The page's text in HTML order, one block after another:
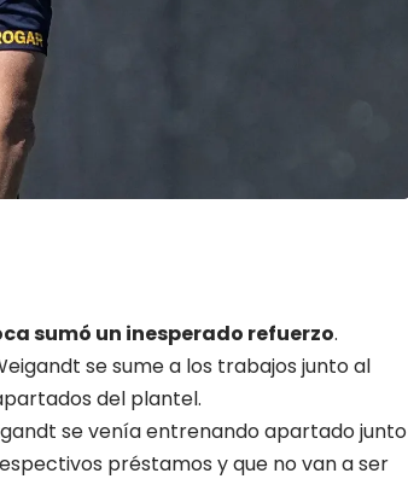
sumó un inesperado refuerzo.
se sume a los trabajos junto al
del plantel.
se venía entrenando apartado junto
préstamos y que no van a ser